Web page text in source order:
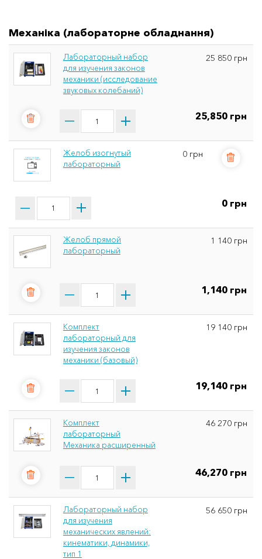
Механіка (лабораторне обладнання)
Лабораторный набор
для изучения законов
механики (исследование
звуковых колебаний)
25 850 грн
25,850 грн
Желоб изогнутый
лабораторный
0 грн
0 грн
Желоб прямой
лабораторный
1 140 грн
1,140 грн
Комплект
лабораторный для
изучения законов
механики (базовый)
19 140 грн
19,140 грн
Комплект
лабораторный
Механика расширенный
46 270 грн
46,270 грн
Лабораторный набор
для изучения
механических явлений:
кинематики, динамики,
тип 1
56 650 грн